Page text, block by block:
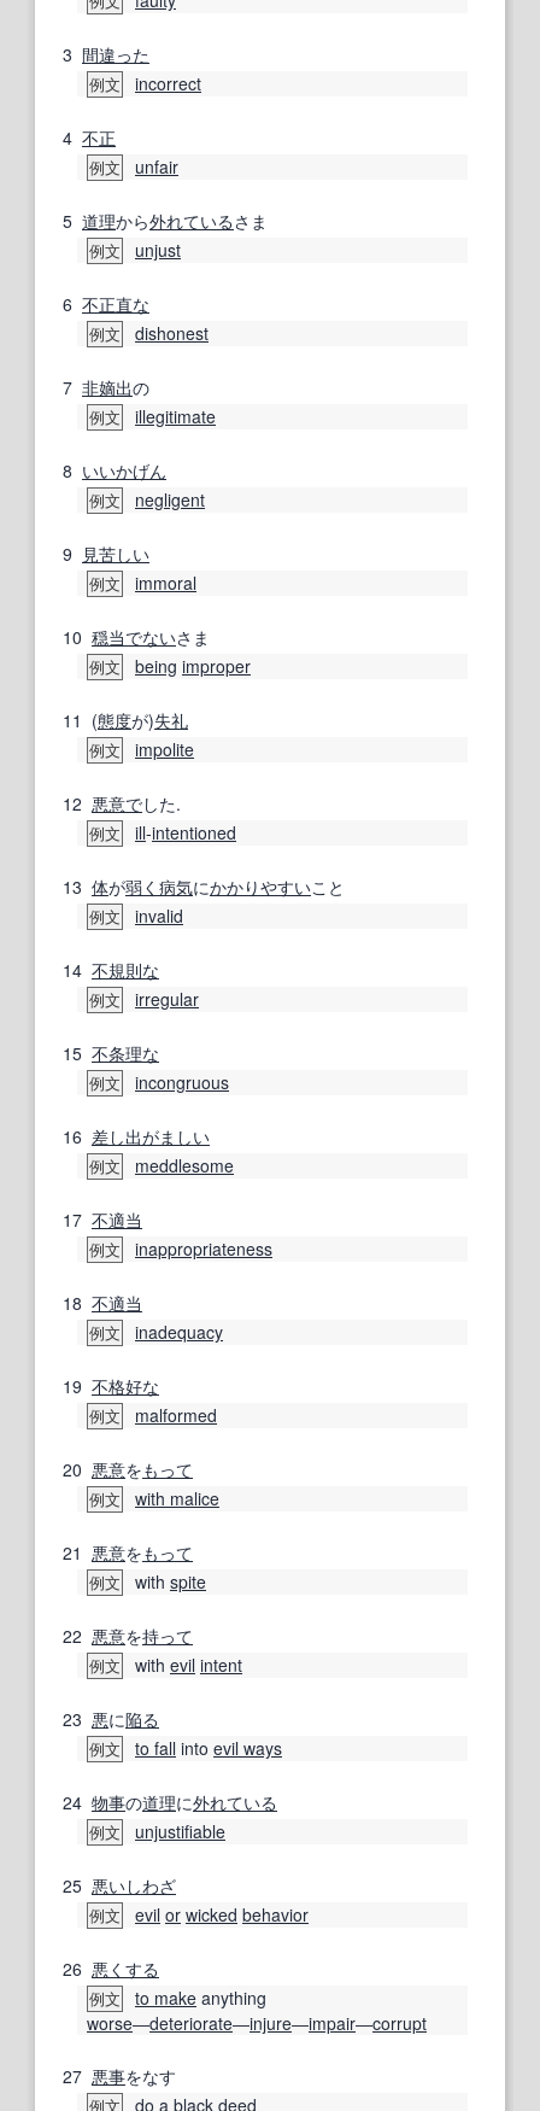
3 間違った
例文 incorrect
4 不正
例文 unfair
5 道理から外れているさま
例文 unjust
6 不正直な
例文 dishonest
7 非嫡出の
例文 illegitimate
8 いいかげん
例文 negligent
9 見苦しい
例文 immoral
10 穏当でないさま
例文 being improper
11 (態度が)失礼
例文 impolite
12 悪意でした.
例文 ill‐intentioned
13 体が弱く 病気にかかりやすいこと
例文 invalid
14 不規則な
例文 irregular
15 不条理な
例文 incongruous
16 差し出がましい
例文 meddlesome
17 不適当
例文 inappropriateness
18 不適当
例文 inadequacy
19 不格好な
例文 malformed
20 悪意をもって
例文 with malice
21 悪意をもって
例文 with spite
22 悪意を持って
例文 with evil intent
23 悪に陥る
例文 to fall into evil ways
24 物事の道理に外れている
例文 unjustifiable
25 悪いしわざ
例文 evil or wicked behavior
26 悪くする
例文 to make anything
worse―deteriorate―injure―impair―corrupt
27 悪事をなす
例文 do a black deed